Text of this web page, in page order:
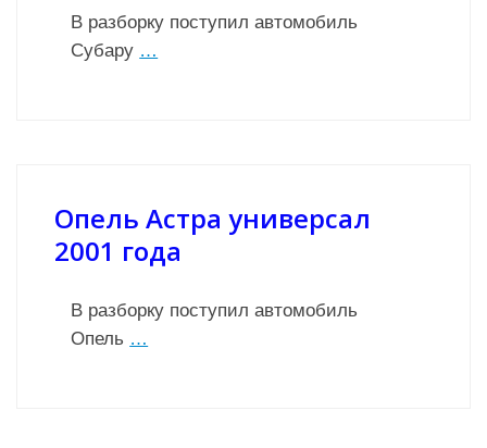
В разборку поступил автомобиль
Субару …
Опель Астра универсал
2001 года
В разборку поступил автомобиль
Опель …